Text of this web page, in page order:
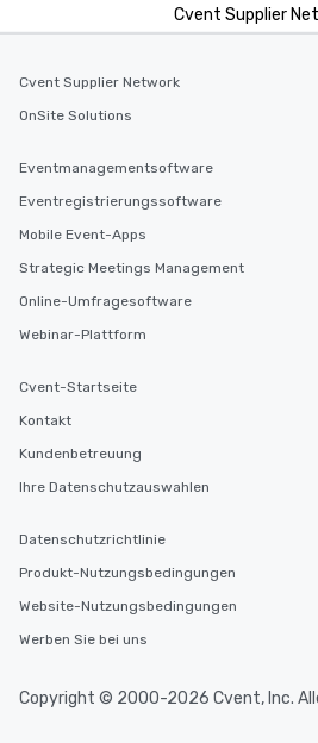
Cvent Supplier
Cvent Supplier Network
OnSite Solutions
Eventmanagementsoftware
Eventregistrierungssoftware
Mobile Event-Apps
Strategic Meetings Management
Online-Umfragesoftware
Webinar-Plattform
Cvent-Startseite
Kontakt
Kundenbetreuung
Ihre Datenschutzauswahlen
Datenschutzrichtlinie
Produkt-Nutzungsbedingungen
Website-Nutzungsbedingungen
Werben Sie bei uns
Copyright © 2000-2026 Cvent, Inc.